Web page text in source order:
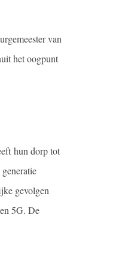
van
het oogpunt
hun dorp tot
gevolgen
5G. De